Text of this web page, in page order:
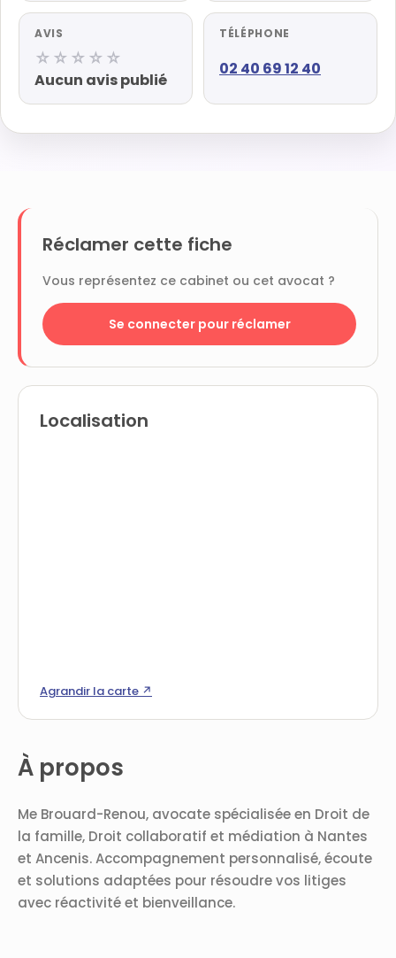
AVIS
☆☆☆☆☆
Aucun avis publié
TÉLÉPHONE
02 40 69 12 40
À propos
Me Brouard-Renou, avocate spécialisée en Droit de
la famille, Droit collaboratif et médiation à Nantes
et Ancenis. Accompagnement personnalisé, écoute
et solutions adaptées pour résoudre vos litiges
avec réactivité et bienveillance.
Réclamer cette fiche
Vous représentez ce cabinet ou cet avocat ?
Se connecter pour réclamer
Localisation
Agrandir la carte ↗